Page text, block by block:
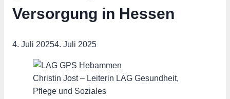
Versorgung in Hessen
4. Juli 20254. Juli 2025
Christin Jost – Leiterin LAG Gesundheit,
Pflege und Soziales